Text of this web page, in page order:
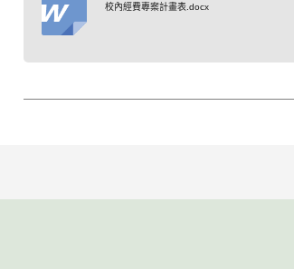
校內經費專案計畫表.docx